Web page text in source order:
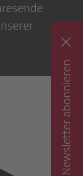
Newsletter abonnieren